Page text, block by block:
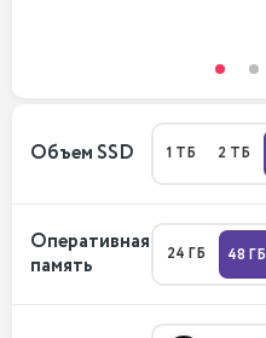
Объем SSD 1 ТБ 2 ТБ
Оперативная
память
24 ГБ 48 ГБ